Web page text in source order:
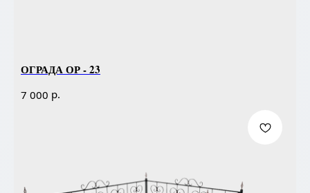
ОГРАДА ОР - 23
7 000 р.